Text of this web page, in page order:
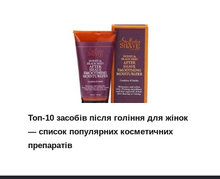
Топ-10 засобів після гоління для жінок
— список популярних косметичних
препаратів